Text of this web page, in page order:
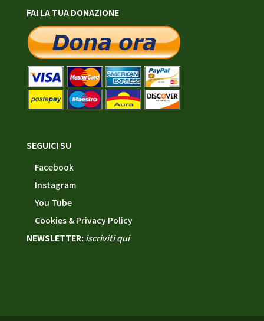
FAI LA TUA DONAZIONE
SEGUICI SU
Facebook
Instagram
You Tube
Cookies & Privacy Policy
NEWSLETTER: iscriviti qui